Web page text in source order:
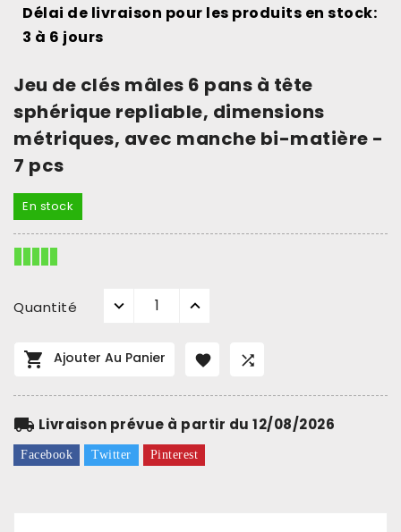
Délai de livraison pour les produits en stock:
3 à 6 jours
Jeu de clés mâles 6 pans à tête
sphérique repliable, dimensions
métriques, avec manche bi-matière -
7 pcs
En stock
Quantité
 Ajouter Au Panier  
local_shipping Livraison prévue à partir du 12/08/2026
Facebook Twitter Pinterest